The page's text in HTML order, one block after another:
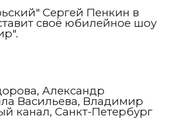
Сергей Пенкин в
своё юбилейное шоу
Александр
Васильева, Владимир
канал, Санкт-Петербург